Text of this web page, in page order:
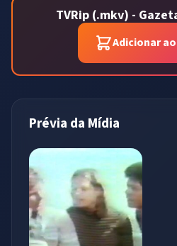
TVRip (.mkv) -
Adicionar
Prévia da Mídia